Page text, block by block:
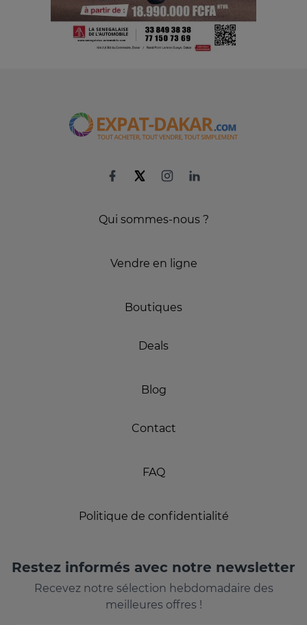
Qui sommes-nous ?
Vendre en ligne
Boutiques
Deals
Blog
Contact
FAQ
Politique de confidentialité
Restez informés avec notre newsletter
Recevez notre sélection hebdomadaire des
meilleures offres !